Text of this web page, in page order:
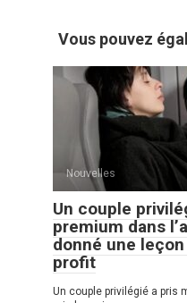
Vous pouvez
Nouvelles
Un couple
premium dans
donné une
profit
Un couple privilégié a pris